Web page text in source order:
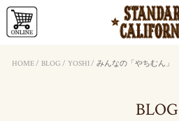
HOME/ BLOG / YOSHI/ みんなの「やちむん」
BLOG